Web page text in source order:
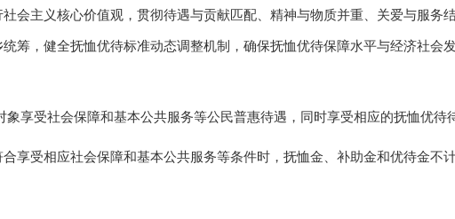
会主义核心价值观，贯彻待遇与贡献匹配、精神与物质并重、关爱与服务
筹，健全抚恤优待标准动态调整机制，确保抚恤优待保障水平与经济社会
象享受社会保障和基本公共服务等公民普惠待遇，同时享受相应的抚恤优待
享受相应社会保障和基本公共服务等条件时，抚恤金、补助金和优待金不